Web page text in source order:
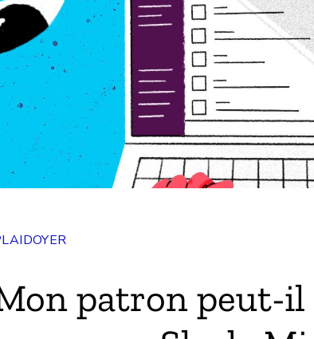
sur Facebook
sur Twitterpatron peut-il